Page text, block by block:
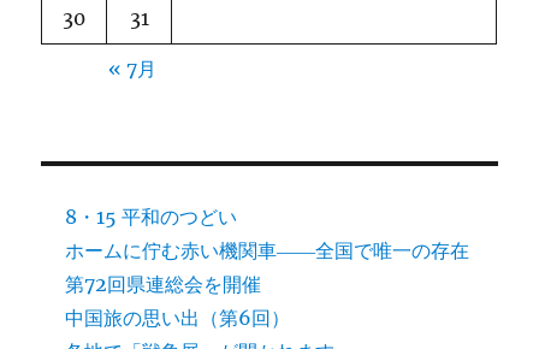
30 31
« 7月
8・15 平和のつどい
ホームに佇む赤い機関車――全国で唯一の存在
第72回県連総会を開催
中国旅の思い出（第6回）